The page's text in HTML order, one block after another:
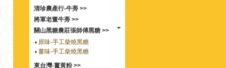
清珍農產行-牛蒡 >>
將軍老董牛蒡 >>
關山黑糖農莊張師傅黑糖 >>
原味-手工柴燒黑糖
薑味-手工柴燒黑糖
東台灣-薑黃粉 >>